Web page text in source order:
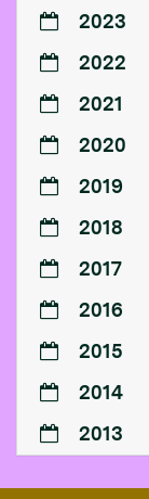
2023
2022
2021
2020
2019
2018
2017
2016
2015
2014
2013